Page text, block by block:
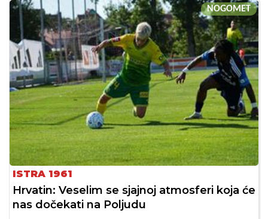
NOGOMET
ISTRA 1961
Hrvatin: Veselim se sjajnoj atmosferi koja će
nas dočekati na Poljudu